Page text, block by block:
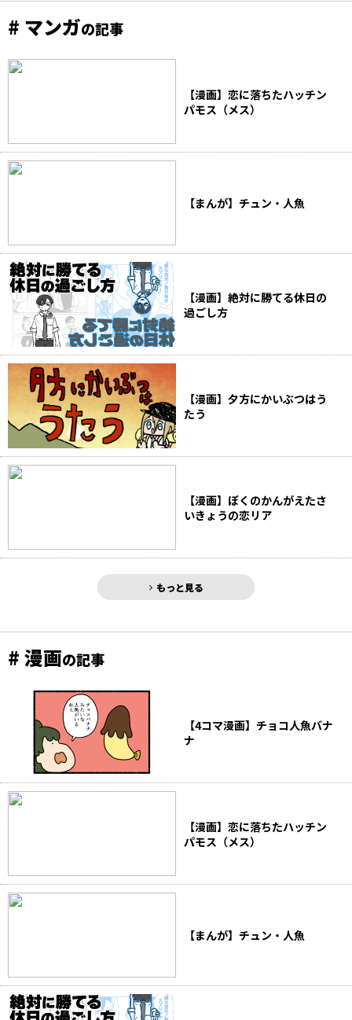
# マンガの記事
【漫画】恋に落ちたハッチン
パモス（メス）
【まんが】チュン・人魚
【漫画】絶対に勝てる休日の
過ごし方
【漫画】夕方にかいぶつはう
たう
【漫画】ぼくのかんがえたさ
いきょうの恋リア
もっと見る
# 漫画の記事
【4コマ漫画】チョコ人魚バナ
ナ
【漫画】恋に落ちたハッチン
パモス（メス）
【まんが】チュン・人魚